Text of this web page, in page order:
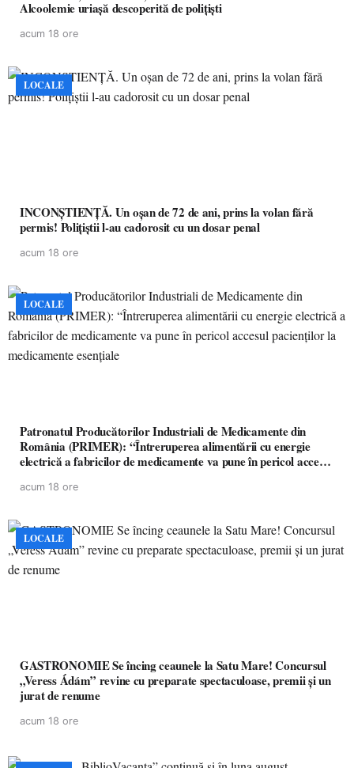
Alcoolemie uriașă descoperită de polițiști
acum 18 ore
LOCALE
INCONȘTIENȚĂ. Un oșan de 72 de ani, prins la volan fără
permis! Polițiștii l-au cadorosit cu un dosar penal
acum 18 ore
LOCALE
Patronatul Producătorilor Industriali de Medicamente din
România (PRIMER): “Întreruperea alimentării cu energie
electrică a fabricilor de medicamente va pune în pericol accesul
acum 18 ore
LOCALE
GASTRONOMIE Se încing ceaunele la Satu Mare! Concursul
„Veress Ádám” revine cu preparate spectaculoase, premii și un
jurat de renume
acum 18 ore